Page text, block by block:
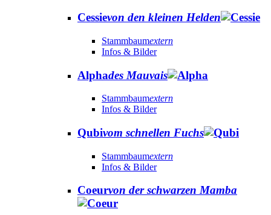
Cessievon den kleinen Helden
Stammbaumextern
Infos & Bilder
Alphades Mauvais
Stammbaumextern
Infos & Bilder
Qubivom schnellen Fuchs
Stammbaumextern
Infos & Bilder
Coeurvon der schwarzen Mamba